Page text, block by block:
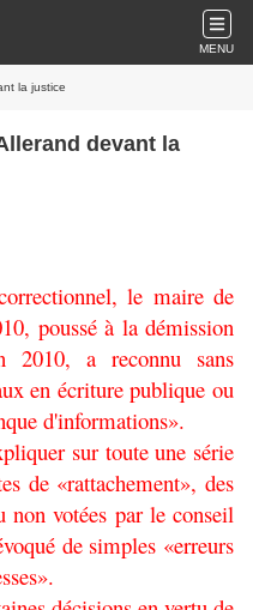
MENU
la justice
devant la
le maire de
poussé à la démission
2010, a reconnu sans
en écriture publique ou
d'informations».
sur toute une série
de «rattachement», des
non votées par le conseil
de simples «erreurs